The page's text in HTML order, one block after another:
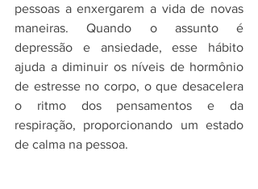
pessoas a enxergarem a vida de novas
maneiras. Quando o assunto é
depressão e ansiedade, esse hábito
ajuda a diminuir os níveis de hormônio
de estresse no corpo, o que desacelera
o ritmo dos pensamentos e da
respiração, proporcionando um estado
de calma na pessoa.